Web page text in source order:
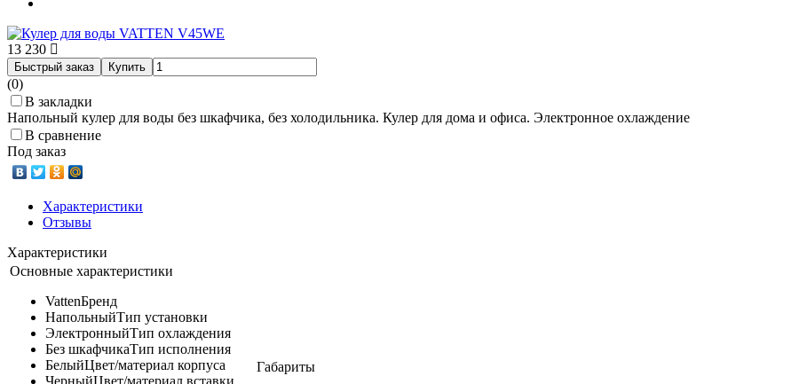
13 230
Быстрый заказ Купить
(0)
В закладки
Напольный кулер для воды без шкафчика, без холодильника. Кулер для дома и офиса. Электронное охлаждение
В сравнение
Под заказ
Характеристики
Отзывы
Характеристики
Основные характеристики
VattenБренд
НапольныйТип установки
ЭлектронныйТип охлаждения
Без шкафчикаТип исполнения
БелыйЦвет/материал корпуса
Габариты